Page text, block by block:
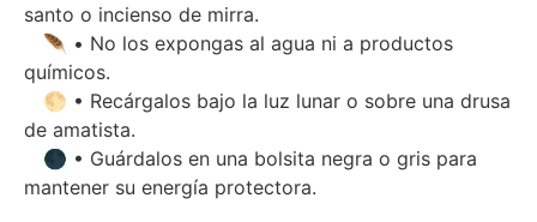
santo o incienso de mirra.
🪶 • No los expongas al agua ni a productos
químicos.
🌕 • Recárgalos bajo la luz lunar o sobre una drusa
de amatista.
🌑 • Guárdalos en una bolsita negra o gris para
mantener su energía protectora.